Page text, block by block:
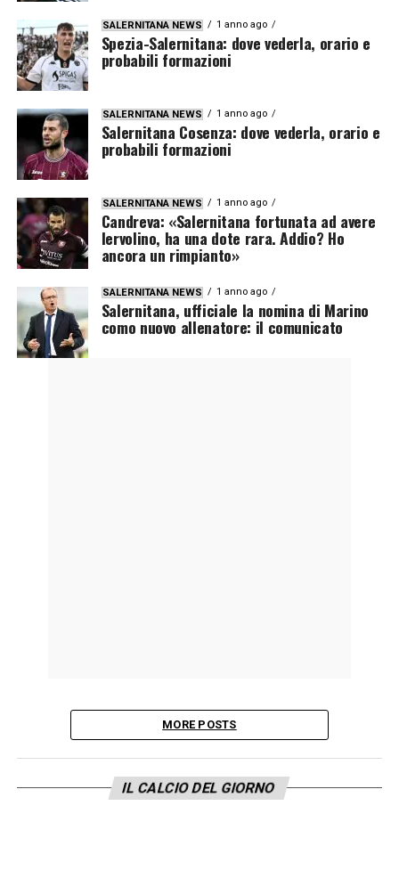
SALERNITANA NEWS 1 anno ago
Spezia-Salernitana: dove vederla, orario e
probabili formazioni
SALERNITANA NEWS 1 anno ago
Salernitana Cosenza: dove vederla, orario e
probabili formazioni
SALERNITANA NEWS 1 anno ago
Candreva: «Salernitana fortunata ad avere
Iervolino, ha una dote rara. Addio? Ho
ancora un rimpianto»
SALERNITANA NEWS 1 anno ago
Salernitana, ufficiale la nomina di Marino
como nuovo allenatore: il comunicato
MORE POSTS
IL CALCIO DEL GIORNO